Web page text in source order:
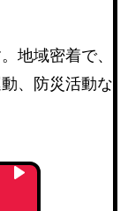
地域密着で、
、防災活動な